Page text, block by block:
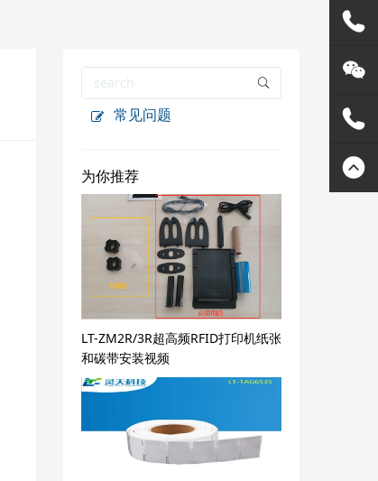
常见问题
为你推荐
LT-ZM2R/3R超高频RFID打印机纸张
和碳带安装视频
微信在
线咨询
158144
80455
灵天公
众号
400807